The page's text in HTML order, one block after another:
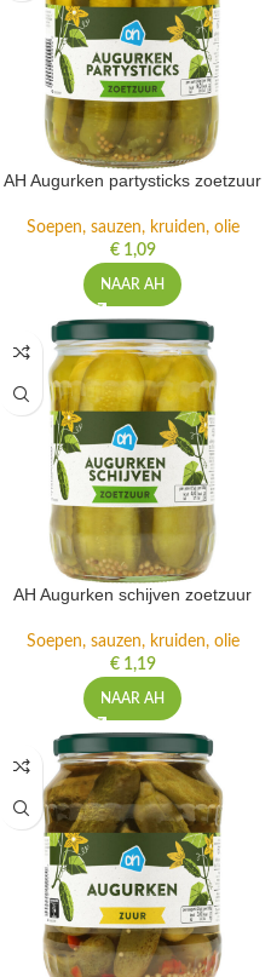
AH Augurken partysticks zoetzuur
Soepen, sauzen, kruiden, olie
€1,09
NAAR AH
AH Augurken schijven zoetzuur
Soepen, sauzen, kruiden, olie
€1,19
NAAR AH